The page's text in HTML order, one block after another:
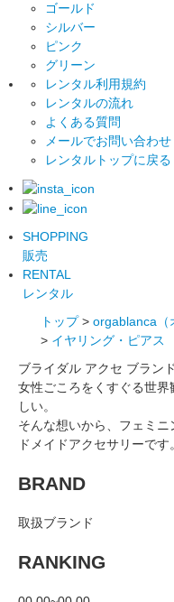
ゴールド
シルバー
ピンク
グリーン
レンタル利用規約
レンタルの流れ
よくある質問
メールでお問い合わせ
レンタルトップに戻る
SHOPPING
販売
RENTAL
レンタル
トップ > orgablanca（
> イヤリング・ピアス
ブライダル アクセ ブラン
女性ごころをくすぐる世
しい。
そんな想いから、フェミ
ドメイドアクセサリーです。
BRAND
取扱ブランド
RANKING